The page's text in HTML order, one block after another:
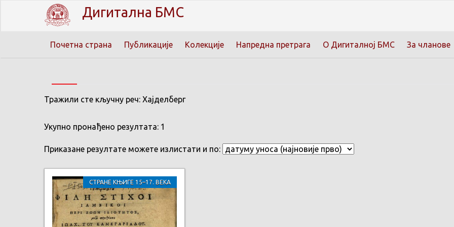
Дигитална БМС
Почетна страна Публикације Колекције Напредна претрага О Дигиталној БМС За чланове
Тражили сте кључну реч: Хајделберг
Укупно пронађено резултата: 1
Приказане резултате можете излистати и по:
СТРАНЕ КЊИГЕ 15–17. ВЕКА